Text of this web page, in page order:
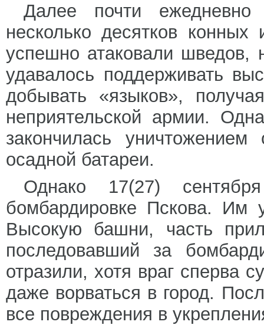
Далее почти
несколько десятков
успешно атаковали шведов,
удавалось поддерживать
добывать «языков»,
неприятельской армии.
закончилась
осадной батареи.
Однако 17(27)
бомбардировке Пскова. Им
Высокую башни, часть
последовавший за
отразили, хотя враг сперва
даже ворваться в город.
все повреждения в